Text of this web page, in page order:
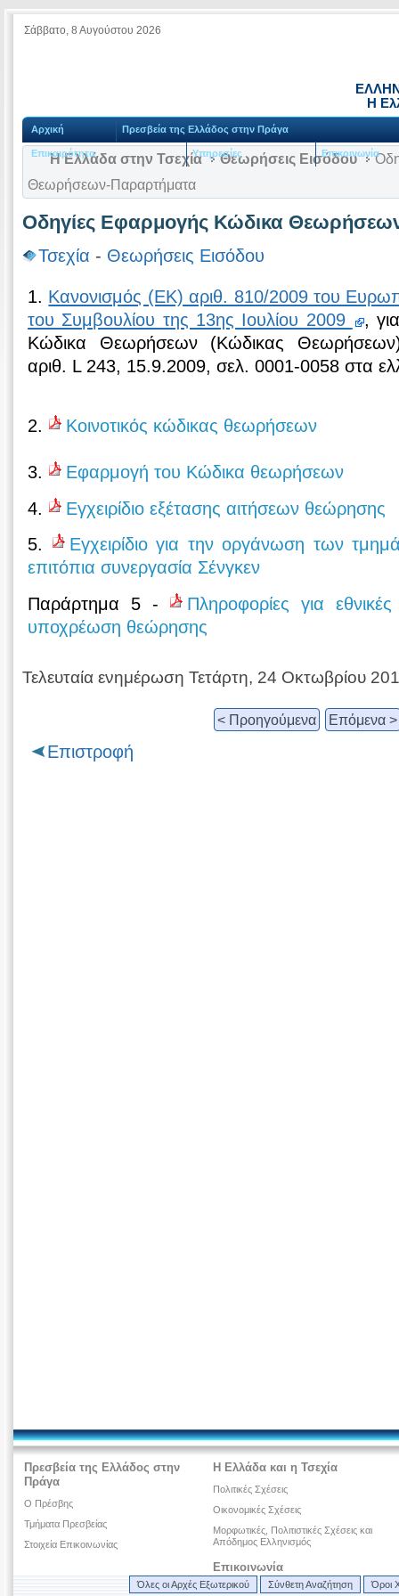
Σάββατο, 8 Αυγούστου 2026
Η
Αρχική Πρεσβεία της Ελλάδος στην Πράγα
Επικαιρότητα Υπηρεσίες Επικοινωνία
Η Ελλάδα στην Τσεχία Θεωρήσεις Εισόδου
Θεωρήσεων-Παραρτήματα
Οδηγίες Εφαρμογής Κώδικα
Τσεχία - Θεωρήσεις Εισόδου
1. Κανονισμός (ΕΚ) αριθ. 810/2009 του
του Συμβουλίου της 13ης Ιουλίου 2009
,
Κώδικα Θεωρήσεων (Κώδικας
αριθ. L 243, 15.9.2009, σελ. 0001-0058 στα
2. Κοινοτικός κώδικας θεωρήσεων
3.
Εφαρμογή του Κώδικα θεωρήσεων
4.
Εγχειρίδιο εξέτασης αιτήσεων θεώρησης
5.
Εγχειρίδιο για την οργάνωση των
επιτόπια συνεργασία Σένγκεν
Παράρτημα 5 -
Πληροφορίες για
υποχρέωση θεώρησης
Τελευταία ενημέρωση Τετάρτη, 24 Οκτωβρίου
< Προηγούμενα Επόμενα >
Επιστροφή
Πρεσβεία της Ελλάδος στην
Πράγα
Ο Πρέσβης
Τμήματα Πρεσβείας
Στοιχεία Επικοινωνίας
Η Ελλάδα και η Τσεχία
Πολιτικές Σχέσεις
Οικονομικές Σχέσεις
Μορφωτικές, Πολιτιστικές Σχέσεις και
Απόδημος Ελληνισμός
Επικοινωνία
Όλες οι Αρχές Εξωτερικού Σύνθετη Αναζήτηση Όροι